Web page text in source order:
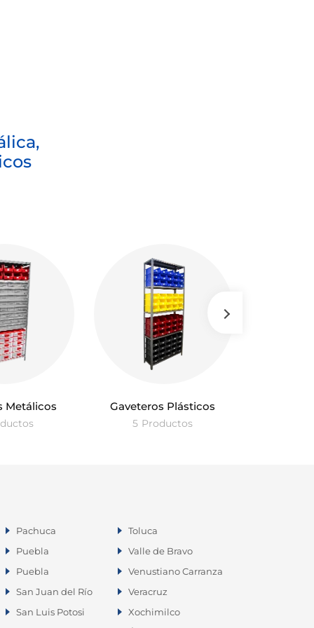
Metálicos Gaveteros Plásticos
5 Productos
Pachuca
Puebla
Puebla
San Juan del Río
San Luis Potosi
Toluca
Valle de Bravo
Venustiano Carranza
Veracruz
Xochimilco